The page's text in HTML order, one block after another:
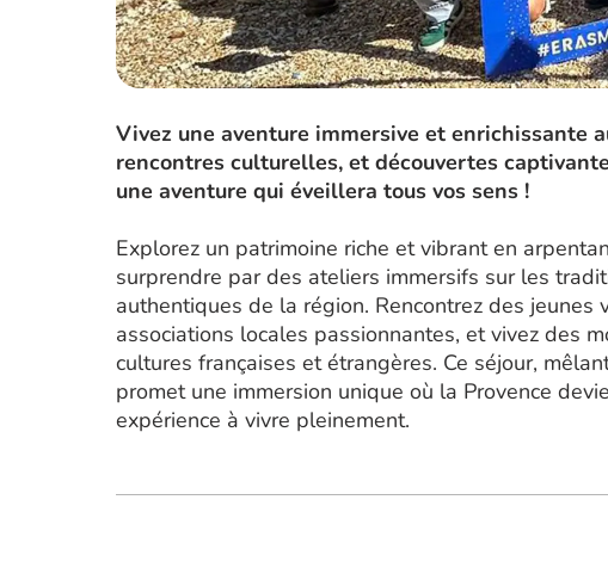
Vivez une aventure immersive et enrichissante
rencontres culturelles, et découvertes
une aventure qui éveillera tous vos sens !
Explorez un patrimoine riche et vibrant en
surprendre par des ateliers immersifs sur les
authentiques de la région. Rencontrez des jeunes
associations locales passionnantes, et vivez des
cultures françaises et étrangères. Ce séjour,
promet une immersion unique où la Provence
expérience à vivre pleinement.